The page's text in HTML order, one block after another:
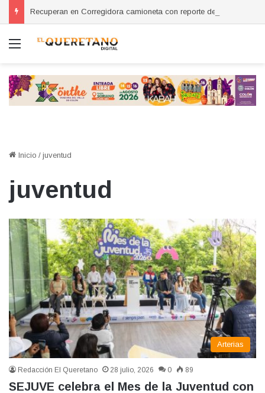
Menú
Inicio / juventud
juventud
Arterias
Redacción El Queretano 28 julio, 2026 0 89
SEJUVE celebra el Mes de la Juventud con